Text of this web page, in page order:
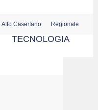
Alto Casertano Regionale
TECNOLOGIA